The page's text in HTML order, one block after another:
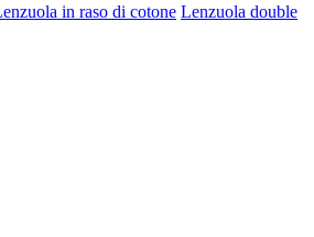
in raso di cotone Lenzuola double